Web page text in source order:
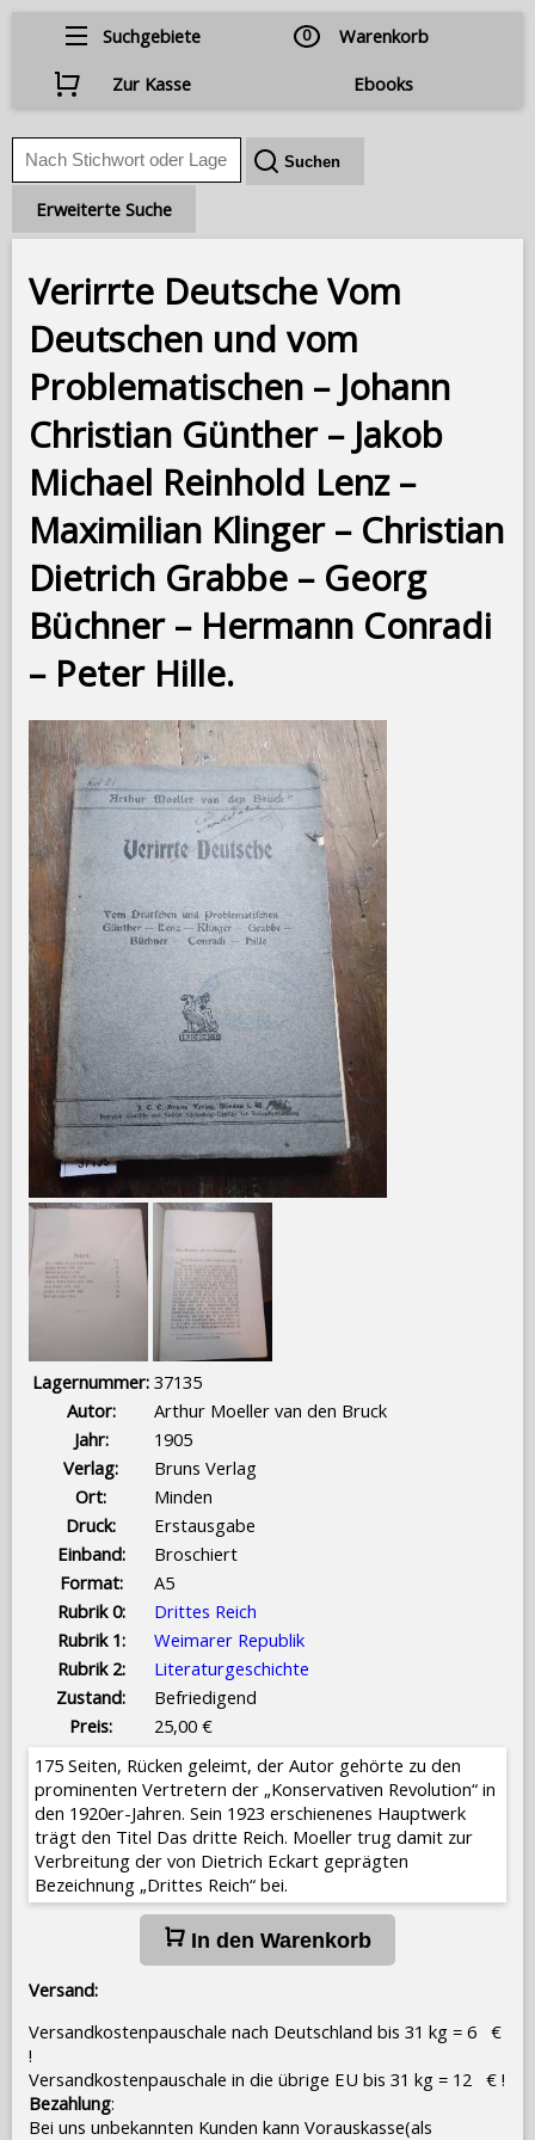
Suchgebiete 0
Warenkorb
Zur Kasse
Ebooks
Erweiterte Suche
Verirrte Deutsche Vom
Deutschen und vom
Problematischen – Johann
Christian Günther – Jakob
Michael Reinhold Lenz –
Maximilian Klinger – Christian
Dietrich Grabbe – Georg
Büchner – Hermann Conradi
– Peter Hille.
Lagernummer: 37135
Autor:
Arthur Moeller van den Bruck
Jahr:
1905
Verlag:
Bruns Verlag
Ort:
Minden
Druck:
Erstausgabe
Einband:
Broschiert
Format:
A5
Rubrik 0:
Drittes Reich
Rubrik 1:
Weimarer Republik
Rubrik 2:
Literaturgeschichte
Zustand:
Befriedigend
Preis:
25,00 €
175 Seiten, Rücken geleimt, der Autor gehörte zu den
prominenten Vertretern der „Konservativen Revolution“ in
den 1920er-Jahren. Sein 1923 erschienenes Hauptwerk
trägt den Titel Das dritte Reich. Moeller trug damit zur
Verbreitung der von Dietrich Eckart geprägten
Bezeichnung „Drittes Reich“ bei.
In den Warenkorb
Versand:
Versandkostenpauschale nach Deutschland bis 31 kg = 6 €
!
Versandkostenpauschale in die übrige EU bis 31 kg = 12 € !
Bezahlung:
Bei uns unbekannten Kunden kann Vorauskasse(als